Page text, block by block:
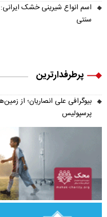
اسم انواع شیرینی خشک
سنتی
پرطرفدارترین
بیوگرافی علی انصاریان؛ از
پرسپولیس